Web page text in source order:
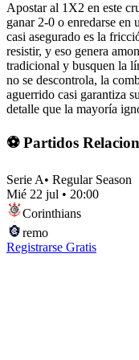
Apostar al 1X2 en este
ganar 2-0 o enredarse
casi asegurado es la
resistir, y eso genera
tradicional y busquen la
no se descontrola, la
aguerrido casi garantiza
detalle que la mayoría
⚽ Partidos
Serie A• Regular Season
Mié 22 jul • 20:00
Corinthians
remo
Registrarse Gratis